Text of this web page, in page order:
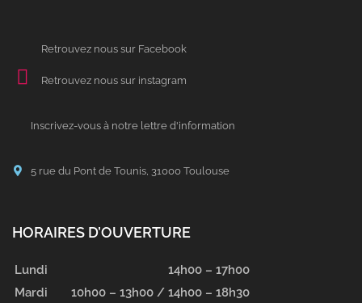
Retrouvez nous sur Facebook
Retrouvez nous sur instagram
Inscrivez-vous à notre lettre d'information
5 rue du Pont de Tounis, 31000 Toulouse
HORAIRES D’OUVERTURE
Lundi
14h00 – 17h00
Mardi
10h00 – 13h00 / 14h00 – 18h30